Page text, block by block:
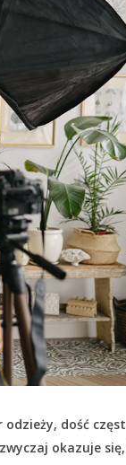
dość
okazuje